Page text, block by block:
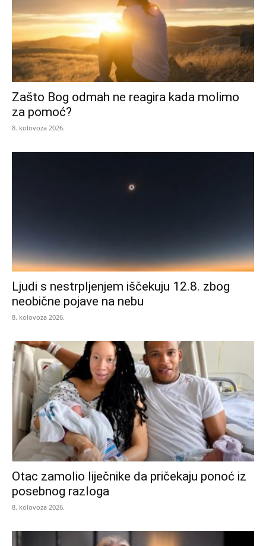
Zašto Bog odmah ne reagira kada molimo
za pomoć?
8. kolovoza 2026.
Ljudi s nestrpljenjem iščekuju 12.8. zbog
neobične pojave na nebu
8. kolovoza 2026.
Otac zamolio liječnike da pričekaju ponoć iz
posebnog razloga
8. kolovoza 2026.